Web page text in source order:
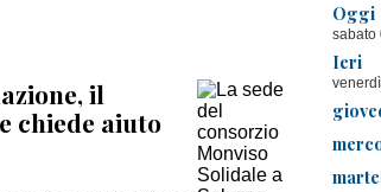
Oggi
sabato
Ieri
il
chiede aiuto